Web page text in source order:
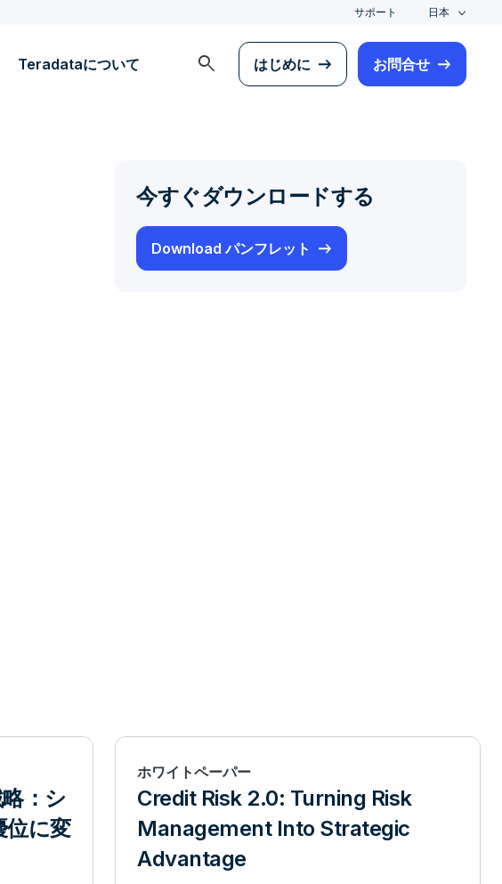
サポート 日本
Teradataについて search はじめに お問合せ
今すぐダウンロードする
Download パンフレット
：シ
位に変
ホワイトペーパー
Credit Risk 2.0: Turning Risk
Management Into Strategic
Advantage